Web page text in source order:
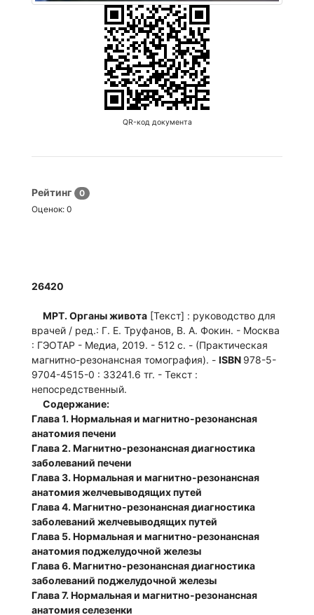
QR-код документа
Рейтинг
0
Оценок: 0
26420
МРТ. Органы живота [Текст] : руководство для
врачей / ред.: Г. Е. Труфанов, В. А. Фокин. - Москва
: ГЭОТАР - Медиа, 2019. - 512 с. - (Практическая
магнитно-резонансная томография). - ISBN 978-5-
9704-4515-0 : 33241.6 тг. - Текст :
непосредственный.
Содержание:
Глава 1. Нормальная и магнитно-резонансная
анатомия печени
Глава 2. Магнитно-резонансная диагностика
заболеваний печени
Глава 3. Нормальная и магнитно-резонансная
анатомия желчевыводящих путей
Глава 4. Магнитно-резонансная диагностика
заболеваний желчевыводящих путей
Глава 5. Нормальная и магнитно-резонансная
анатомия поджелудочной железы
Глава 6. Магнитно-резонансная диагностика
заболеваний поджелудочной железы
Глава 7. Нормальная и магнитно-резонансная
анатомия селезенки